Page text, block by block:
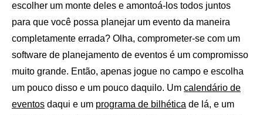
escolher um monte deles e amontoá-los todos juntos
para que você possa planejar um evento da maneira
completamente errada? Olha, comprometer-se com um
software de planejamento de eventos é um compromisso
muito grande. Então, apenas jogue no campo e escolha
um pouco disso e um pouco daquilo. Um calendário de
eventos daqui e um programa de bilhética de lá, e um